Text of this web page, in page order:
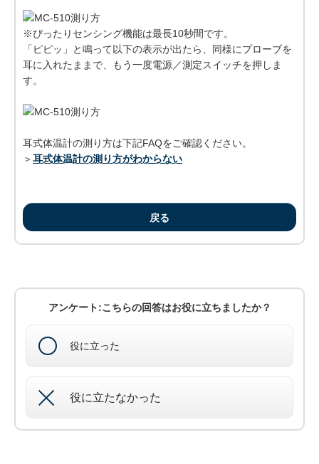
※ぴったりセンシング機能は最長10秒間です。
「ピピッ」と鳴って以下の表示が出たら、同様にプローブを
耳に入れたままで、もう一度電源／測定スイッチを押しま
す。
耳式体温計の測り方は下記FAQをご確認ください。
＞耳式体温計の測り方がわからない
戻る
アンケート:こちらの回答はお役に立ちましたか？
役に立った
役に立たなかった